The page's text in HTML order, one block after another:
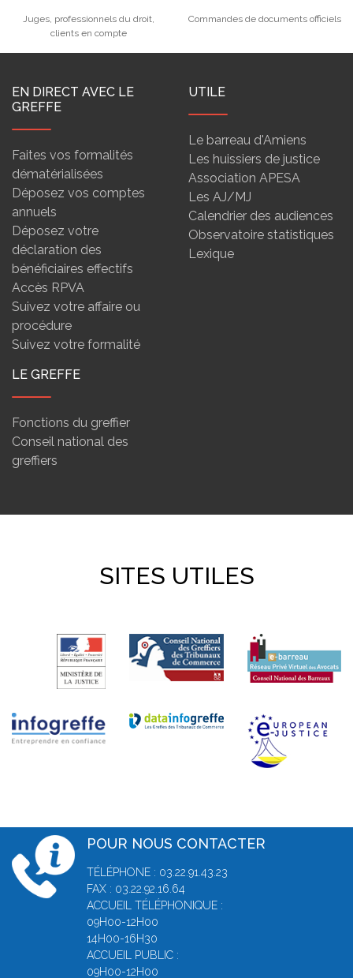
Juges, professionnels du droit,
clients en compte
Commandes de documents officiels
EN DIRECT AVEC LE
GREFFE
Faites vos formalités
dématérialisées
Déposez vos comptes
annuels
Déposez votre
déclaration des
bénéficiaires effectifs
Accès RPVA
Suivez votre affaire ou
procédure
Suivez votre formalité
UTILE
Le barreau d'Amiens
Les huissiers de justice
Association APESA
Les AJ/MJ
Calendrier des audiences
Observatoire statistiques
Lexique
LE GREFFE
Fonctions du greffier
Conseil national des
greffiers
SITES UTILES
POUR NOUS CONTACTER
TÉLÉPHONE : 03.22.91.43.23
FAX : 03.22.92.16.64
ACCUEIL TÉLÉPHONIQUE :
09H00-12H00
14H00-16H30
ACCUEIL PUBLIC :
09H00-12H00